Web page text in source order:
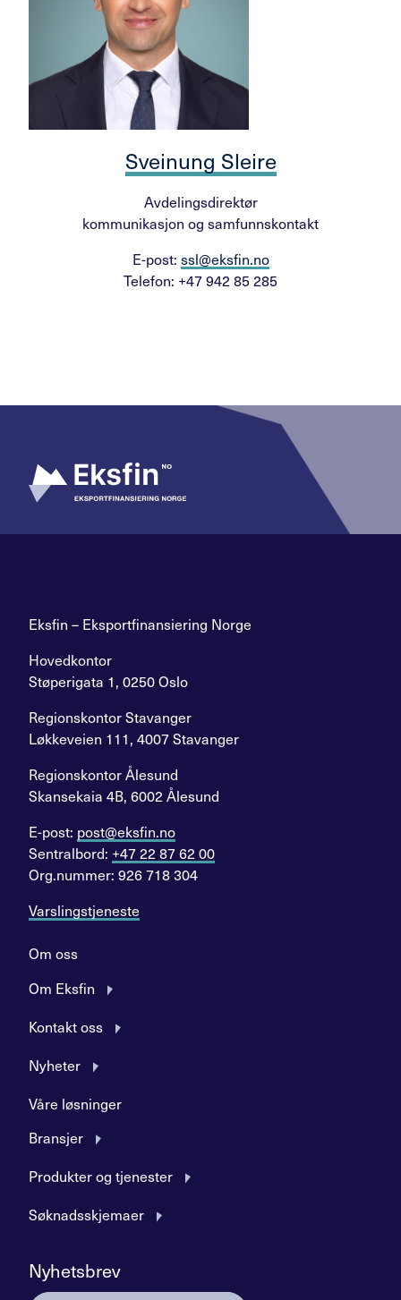
Sveinung Sleire
Avdelingsdirektør
kommunikasjon og samfunnskontakt
E-post: ssl@eksfin.no
Telefon: +47 942 85 285
Eksfin – Eksportfinansiering Norge
Hovedkontor
Støperigata 1, 0250 Oslo
Regionskontor Stavanger
Løkkeveien 111, 4007 Stavanger
Regionskontor Ålesund
Skansekaia 4B, 6002 Ålesund
E-post: post@eksfin.no
Sentralbord: +47 22 87 62 00
Org.nummer: 926 718 304
Varslingstjeneste
Om oss
Om Eksfin
Kontakt oss
Nyheter
Våre løsninger
Bransjer
Produkter og tjenester
Søknadsskjemaer
Nyhetsbrev